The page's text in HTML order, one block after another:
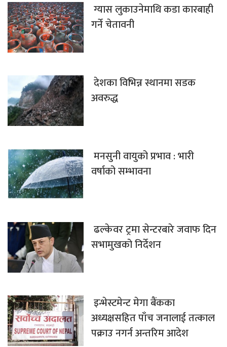
ग्यास लुकाउनेमाथि कडा कारबाही
गर्ने चेतावनी
देशका विभिन्न स्थानमा सडक
अवरुद्ध
मनसुनी वायुको प्रभाव : भारी
वर्षाको सम्भावना
ढल्केवर ट्रमा सेन्टरबारे जवाफ दिन
सभामुखको निर्देशन
इन्भेस्टमेन्ट मेगा बैंकका
अध्यक्षसहित पाँच जनालाई तत्काल
पक्राउ नगर्न अन्तरिम आदेश